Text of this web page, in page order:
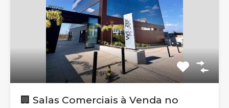
🏢 Salas Comerciais à Venda no